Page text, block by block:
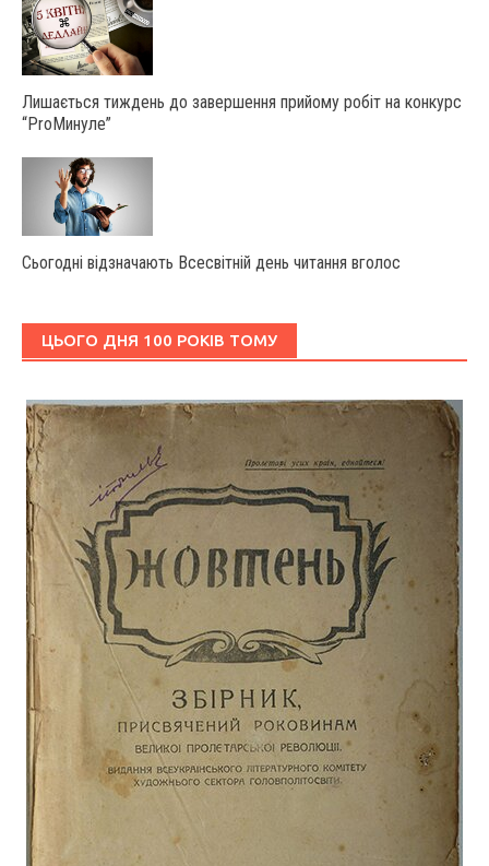
Лишається тиждень до завершення прийому робіт на конкурс
“ProМинуле”
Сьогодні відзначають Всесвітній день читання вголос
ЦЬОГО ДНЯ 100 РОКІВ ТОМУ